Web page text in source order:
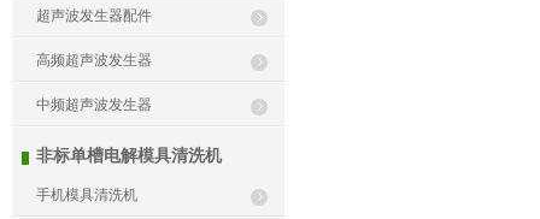
超声波发生器配件
高频超声波发生器
中频超声波发生器
非标单槽电解模具清洗机
手机模具清洗机